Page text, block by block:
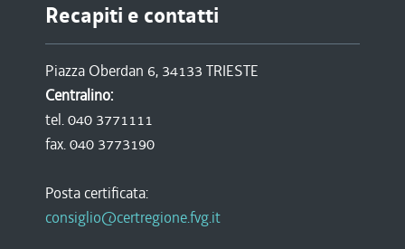
Recapiti e contatti
Piazza Oberdan 6, 34133 TRIESTE
Centralino:
tel. 040 3771111
fax. 040 3773190
Posta certificata:
consiglio@certregione.fvg.it